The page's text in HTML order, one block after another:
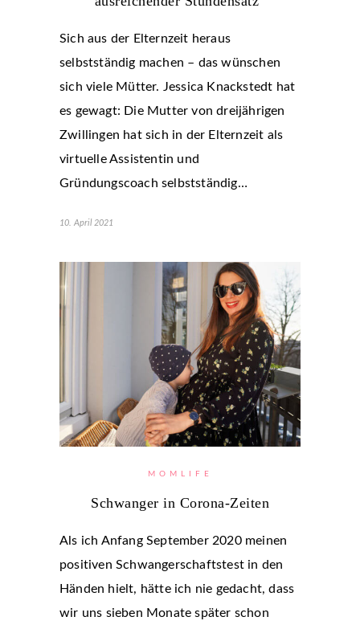
Sich aus der Elternzeit heraus
selbstständig machen – das wünschen
sich viele Mütter. Jessica Knackstedt hat
es gewagt: Die Mutter von dreijährigen
Zwillingen hat sich in der Elternzeit als
virtuelle Assistentin und
Gründungscoach selbstständig…
10. April 2021
MOMLIFE
Schwanger in Corona-Zeiten
Als ich Anfang September 2020 meinen
positiven Schwangerschaftstest in den
Händen hielt, hätte ich nie gedacht, dass
wir uns sieben Monate später schon